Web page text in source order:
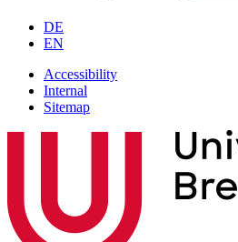
DE
EN
Accessibility
Internal
Sitemap